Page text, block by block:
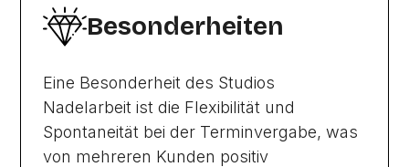
Besonderheiten
Eine Besonderheit des Studios
Nadelarbeit ist die Flexibilität und
Spontaneität bei der Terminvergabe, was
von mehreren Kunden positiv